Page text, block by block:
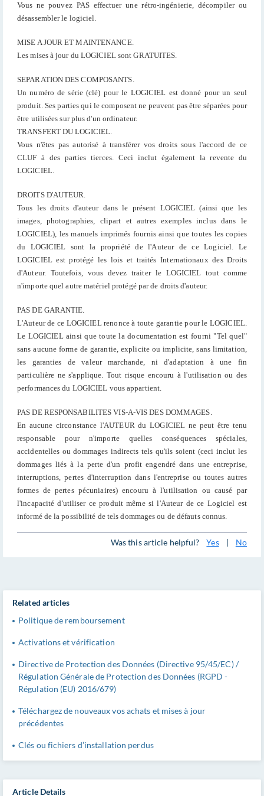
Vous ne pouvez PAS effectuer une rétro-ingénierie, décompiler ou
désassembler le logiciel.
MISE A JOUR ET MAINTENANCE.
Les mises à jour du LOGICIEL sont GRATUITES.
SEPARATION DES COMPOSANTS.
Un numéro de série (clé) pour le LOGICIEL est donné pour un seul
produit. Ses parties qui le composent ne peuvent pas être séparées pour
être utilisées sur plus d'un ordinateur.
TRANSFERT DU LOGICIEL.
Vous n'êtes pas autorisé à transférer vos droits sous l'accord de ce
CLUF à des parties tierces. Ceci inclut également la revente du
LOGICIEL.
DROITS D'AUTEUR.
Tous les droits d'auteur dans le présent LOGICIEL (ainsi que les
images, photographies, clipart et autres exemples inclus dans le
LOGICIEL), les manuels imprimés fournis ainsi que toutes les copies
du LOGICIEL sont la propriété de l'Auteur de ce Logiciel. Le
LOGICIEL est protégé les lois et traités Internationaux des Droits
d'Auteur. Toutefois, vous devez traiter le LOGICIEL tout comme
n'importe quel autre matériel protégé par de droits d'auteur.
PAS DE GARANTIE.
L'Auteur de ce LOGICIEL renonce à toute garantie pour le LOGICIEL.
Le LOGICIEL ainsi que toute la documentation est fourni "Tel quel"
sans aucune forme de garantie, explicite ou implicite, sans limitation,
les garanties de valeur marchande, ni d'adaptation à une fin
particulière ne s'applique. Tout risque encouru à l'utilisation ou des
performances du LOGICIEL vous appartient.
PAS DE RESPONSABILITES VIS-A-VIS DES DOMMAGES.
En aucune circonstance l'AUTEUR du LOGICIEL ne peut être tenu
responsable pour n'importe quelles conséquences spéciales,
accidentelles ou dommages indirects tels qu'ils soient (ceci inclut les
dommages liés à la perte d'un profit engendré dans une entreprise,
interruptions, pertes d'interruption dans l'entreprise ou toutes autres
formes de pertes pécuniaires) encouru à l'utilisation ou causé par
l'incapacité d'utiliser ce produit même si l'Auteur de ce Logiciel est
informé de la possibilité de tels dommages ou de défauts connus.
Was this article helpful? Yes | No
Article Details
Related articles
Politique de remboursement
Activations et vérification
Directive de Protection des Données (Directive 95/45/EC) /
Régulation Générale de Protection des Données (RGPD -
Régulation (EU) 2016/679)
Téléchargez de nouveaux vos achats et mises à jour
précédentes
Clés ou fichiers d’installation perdus